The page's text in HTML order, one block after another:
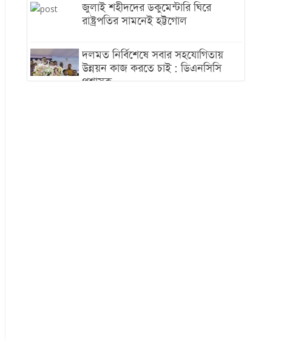
জুলাই শহীদদের ডকুমেন্টারি ঘিরে
রাষ্ট্রপতির সামনেই হট্টগোল
দলমত নির্বিশেষে সবার সহযোগিতায়
উন্নয়ন কাজ করতে চাই : ডিএনসিসি
প্রশাসক